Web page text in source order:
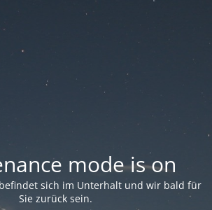
mode is on
sich im Unterhalt und wir bald für
Sie zurück sein.